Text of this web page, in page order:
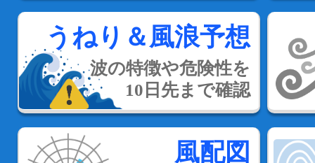
うねり＆風浪予想
波の特徴や危険性を
10日先まで確認
風配図